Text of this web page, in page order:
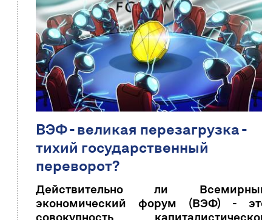
ВЭФ - великая перезагрузка -
тихий государственный
переворот?
Действительно ли
экономический форум (ВЭФ) -
совокупность